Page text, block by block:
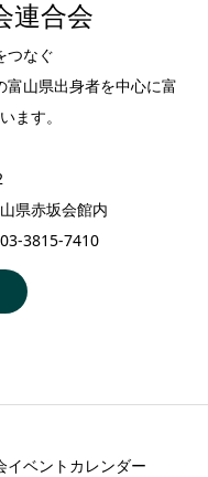
連合会
つなぐ
山県出身者を中心に富
ます。
県赤坂会館内
3815-7410
イベントカレンダー